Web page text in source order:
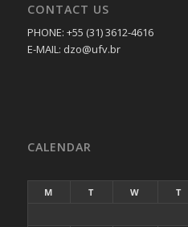
CONTACT US
PHONE: +55 (31) 3612-4616
E-MAIL: dzo@ufv.br
CALENDAR
M T W T